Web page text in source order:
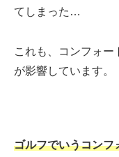
てしまった…
これも、コンフォ
が影響しています。
ゴルフでいうコンフ